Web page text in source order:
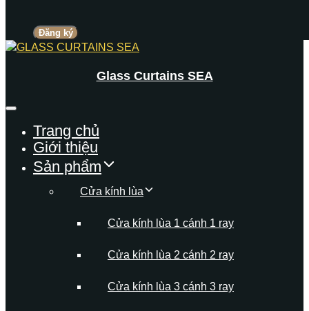
Đăng ký
Glass Curtains SEA
Trang chủ
Giới thiệu
Sản phẩm
Cửa kính lùa
Cửa kính lùa 1 cánh 1 ray
Cửa kính lùa 2 cánh 2 ray
Cửa kính lùa 3 cánh 3 ray